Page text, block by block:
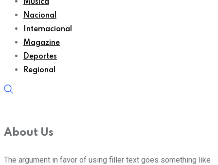
Música
Nacional
Internacional
Magazine
Deportes
Regional
About Us
The argument in favor of using filler text goes something like